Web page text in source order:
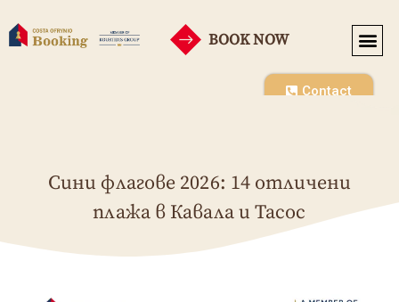
BOOK NOW
Contact
Сини флагове 2026: 14 отличени
плажа в Кавала и Тасос